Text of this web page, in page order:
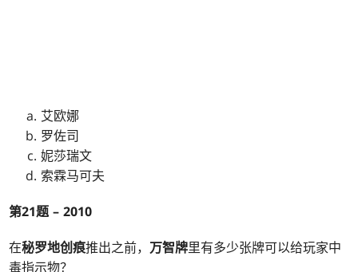
艾欧娜
罗佐司
妮莎瑞文
索霖马可夫
第21题 – 2010
在秘罗地创痕推出之前， 万智牌里有多少张牌可以给玩家中
毒指示物？